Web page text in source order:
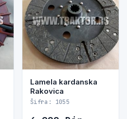
Lamela kardanska
Rakovica
Šifra: 1055